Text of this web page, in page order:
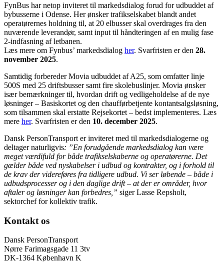
FynBus har netop inviteret til markedsdialog forud for udbuddet af
bybusserne i Odense. Her ønsker trafikselskabet blandt andet
operatørernes holdning til, at 20 elbusser skal overdrages fra den
nuværende leverandør, samt input til håndteringen af en mulig fase
2-indfasning af letbanen.
Læs mere om Fynbus’ markedsdialog her. Svarfristen er den 28.
november 2025.
Samtidig forbereder Movia udbuddet af A25, som omfatter linje
500S med 25 driftsbusser samt fire skolebuslinjer. Movia ønsker
især bemærkninger til, hvordan drift og vedligeholdelse af de nye
løsninger – Basiskortet og den chaufførbetjente kontantsalgsløsning,
som tilsammen skal erstatte Rejsekortet – bedst implementeres. Læs
mere her. Svarfristen er den 10. december 2025.
Dansk PersonTransport er inviteret med til markedsdialogerne og
deltager naturligvis: ”En forudgående markedsdialog kan være
meget værdifuld for både trafikselskaberne og operatørerne. Det
gælder både ved nyskabelser i udbud og kontrakter, og i forhold til
de krav der videreføres fra tidligere udbud. Vi ser løbende – både i
udbudsprocesser og i den daglige drift – at der er områder, hvor
aftaler og løsninger kan forbedres,” siger Lasse Repsholt,
sektorchef for kollektiv trafik.
Kontakt os
Dansk PersonTransport
Nørre Farimagsgade 11 3tv
DK-1364 København K